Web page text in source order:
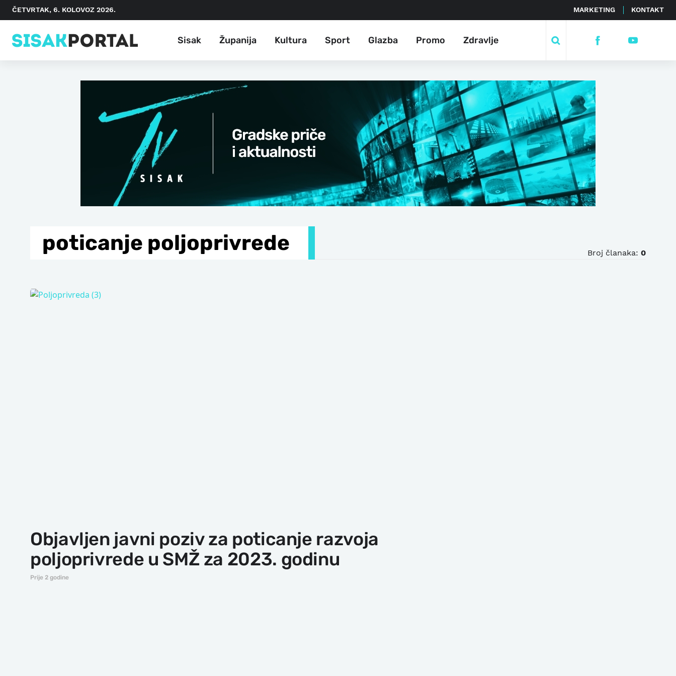
ČETVRTAK, 6. KOLOVOZ 2026. MARKETING KONTAKT
Sisak Županija Kultura Sport Glazba Promo Zdravlje
poticanje poljoprivrede Broj članaka: 0
Objavljen javni poziv za poticanje razvoja
poljoprivrede u SMŽ za 2023. godinu
Prije 2 godine